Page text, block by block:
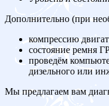
Дополнительно (при
компрессию
состояние ремня
проведём
дизельного или
Мы предлагаем вам